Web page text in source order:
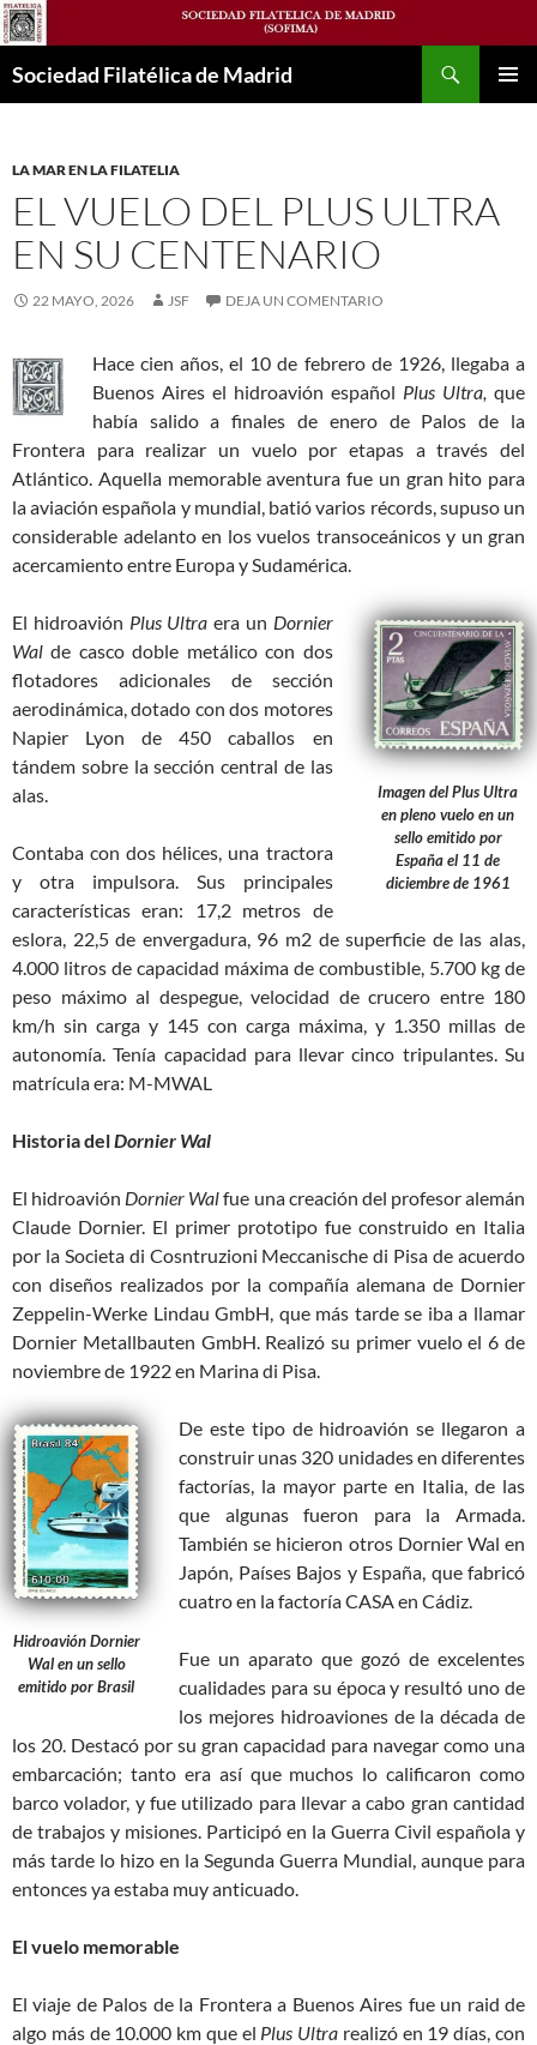
Saltar
al
contenido
Sociedad Filatélica de Madrid
LA MAR EN LA FILATELIA
EL VUELO DEL PLUS ULTRA
EN SU CENTENARIO
22 MAYO, 2026 JSF DEJA UN COMENTARIO
Hace cien años, el 10 de febrero de 1926, llegaba a
Buenos Aires el hidroavión español Plus Ultra,que
había salido a finales de enero de Palos de la
Frontera para realizar un vuelo por etapas a través del
Atlántico. Aquella memorable aventura fue un gran hito para
la aviación española y mundial, batió varios récords, supuso un
considerable adelanto en los vuelos transoceánicos y un gran
acercamiento entre Europa y Sudamérica.
Imagen del Plus Ultra
en pleno vuelo en un
sello emitido por
España el 11 de
diciembre de 1961
El hidroavión Plus Ultraera un Dornier
Walde casco doble metálico con dos
flotadores adicionales de sección
aerodinámica, dotado con dos motores
Napier Lyon de 450 caballos en
tándem sobre la sección central de las
alas.
Contaba con dos hélices, una tractora
y otra impulsora. Sus principales
características eran: 17,2 metros de
eslora, 22,5 de envergadura, 96 m2 de superficie de las alas,
4.000 litros de capacidad máxima de combustible, 5.700 kg de
peso máximo al despegue, velocidad de crucero entre 180
km/h sin carga y 145 con carga máxima, y 1.350 millas de
autonomía. Tenía capacidad para llevar cinco tripulantes. Su
matrícula era: M-MWAL
Historia delDornier Wal
El hidroavión Dornier Walfue una creación del profesor alemán
Claude Dornier. El primer prototipo fue construido en Italia
por la Societa di Cosntruzioni Meccanische di Pisa de acuerdo
con diseños realizados por la compañía alemana de Dornier
Zeppelin-Werke Lindau GmbH, que más tarde se iba a llamar
Dornier Metallbauten GmbH. Realizó su primer vuelo el 6 de
noviembre de 1922 en Marina di Pisa.
Hidroavión Dornier
Wal en un sello
emitido por Brasil
De este tipo de hidroavión se llegaron a
construir unas 320 unidades en diferentes
factorías, la mayor parte en Italia, de las
que algunas fueron para la Armada.
También se hicieron otros Dornier Wal en
Japón, Países Bajos y España, que fabricó
cuatro en la factoría CASA en Cádiz.
Fue un aparato que gozó de excelentes
cualidades para su época y resultó uno de
los mejores hidroaviones de la década de
los 20. Destacó por su gran capacidad para navegar como una
embarcación; tanto era así que muchos lo calificaron como
barco volador, y fue utilizado para llevar a cabo gran cantidad
de trabajos y misiones. Participó en la Guerra Civil española y
más tarde lo hizo en la Segunda Guerra Mundial, aunque para
entonces ya estaba muy anticuado.
El vuelo memorable
El viaje de Palos de la Frontera a Buenos Aires fue un raid de
algo más de 10.000 km que el Plus Ultra realizó en 19 días, con